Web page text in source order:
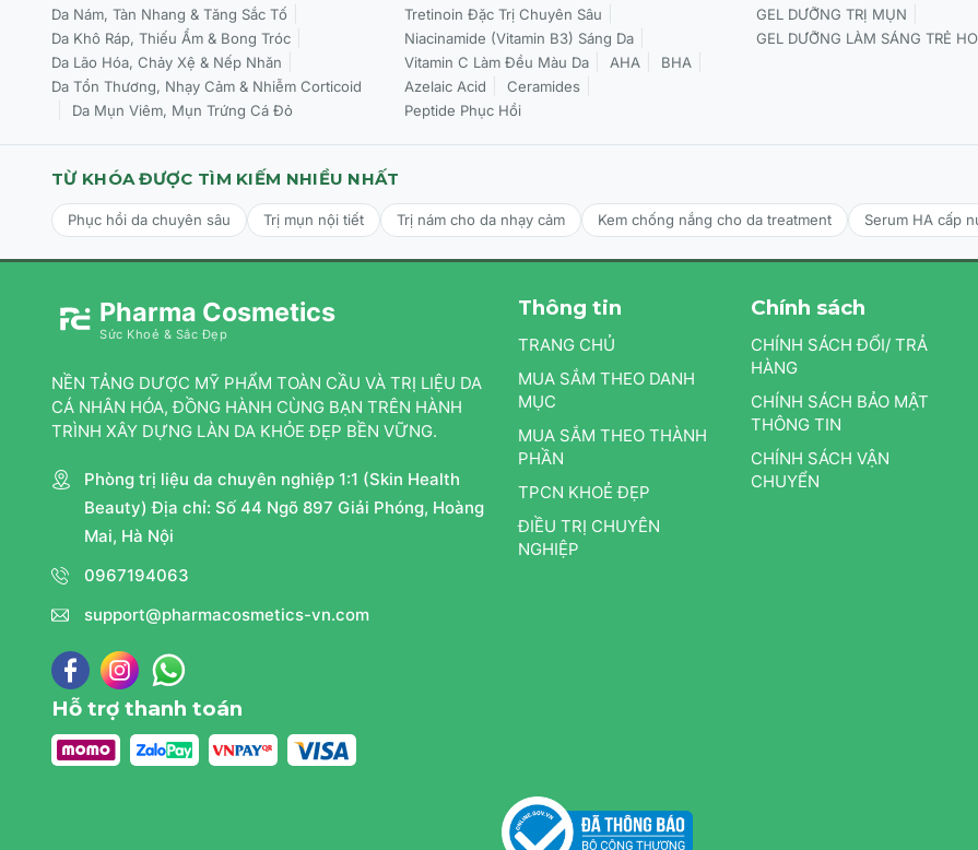
Da Nám, Tàn Nhang & Tăng Sắc Tố
Da Khô Ráp, Thiếu Ẩm & Bong Tróc
Da Lão Hóa, Chảy Xệ & Nếp Nhăn
Da Tổn Thương, Nhạy Cảm & Nhiễm Corticoid
Da Mụn Viêm, Mụn Trứng Cá Đỏ
Tretinoin Đặc Trị Chuyên Sâu
Niacinamide (Vitamin B3) Sáng Da
Vitamin C Làm Đều Màu Da
AHA
BHA
Azelaic Acid
Ceramides
Peptide Phục Hồi
GEL DƯỠNG TRỊ MỤN
GEL DƯỠNG LÀM SÁNG TRẺ
TỪ KHÓA ĐƯỢC TÌM KIẾM NHIỀU NHẤT
Phục hồi da chuyên sâu Trị mụn nội tiết Trị nám cho da nhạy cảm Kem chống nắng cho da treatment Serum HA cấp
Pharma Cosmetics
Sức Khoẻ & Sắc Đẹp
NỀN TẢNG DƯỢC MỸ PHẨM TOÀN CẦU VÀ TRỊ LIỆU DA
CÁ NHÂN HÓA, ĐỒNG HÀNH CÙNG BẠN TRÊN HÀNH
TRÌNH XÂY DỰNG LÀN DA KHỎE ĐẸP BỀN VỮNG.
Phòng trị liệu da chuyên nghiệp 1:1 (Skin Health
Beauty) Địa chỉ: Số 44 Ngõ 897 Giải Phóng, Hoàng
Mai, Hà Nội
0967194063
support@pharmacosmetics-vn.com
Hỗ trợ thanh toán
Thông tin
TRANG CHỦ
MUA SẮM THEO DANH
MỤC
MUA SẮM THEO THÀNH
PHẦN
TPCN KHOẺ ĐẸP
ĐIỀU TRỊ CHUYÊN
NGHIỆP
Chính sách
CHÍNH SÁCH ĐỔI/ TRẢ
HÀNG
CHÍNH SÁCH BẢO MẬT
THÔNG TIN
CHÍNH SÁCH VẬN
CHUYỂN